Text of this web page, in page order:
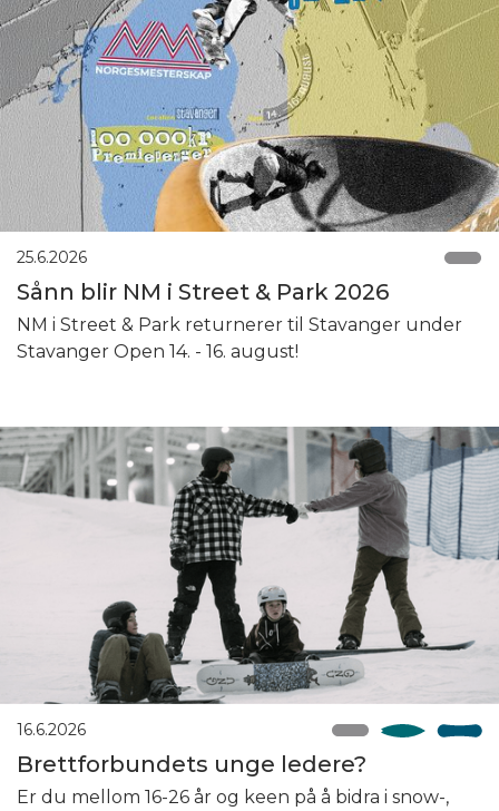
25.6.2026
Sånn blir NM i Street & Park 2026
NM i Street & Park returnerer til Stavanger under
Stavanger Open 14. - 16. august!
16.6.2026
Brettforbundets unge ledere?
Er du mellom 16-26 år og keen på å bidra i snow-,